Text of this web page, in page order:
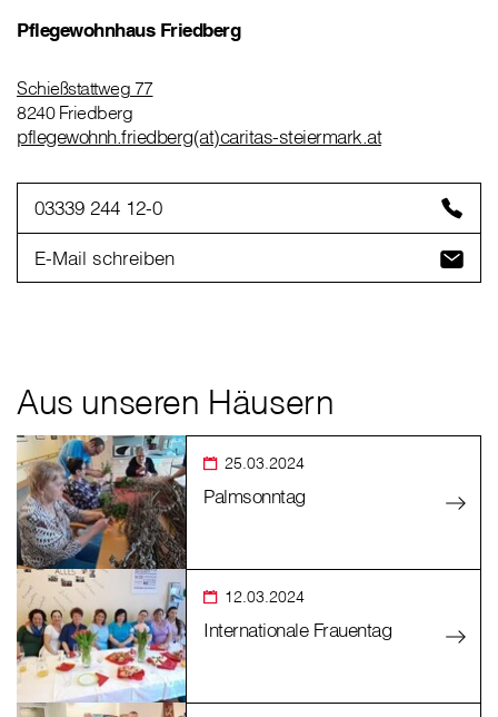
Pflegewohnhaus Friedberg
Schießstattweg 77
8240 Friedberg
pflegewohnh.friedberg(at)caritas-steiermark.at
03339 244 12-0
E-Mail schreiben
Aus unseren Häusern
25.03.2024
Palmsonntag
12.03.2024
Internationale Frauentag